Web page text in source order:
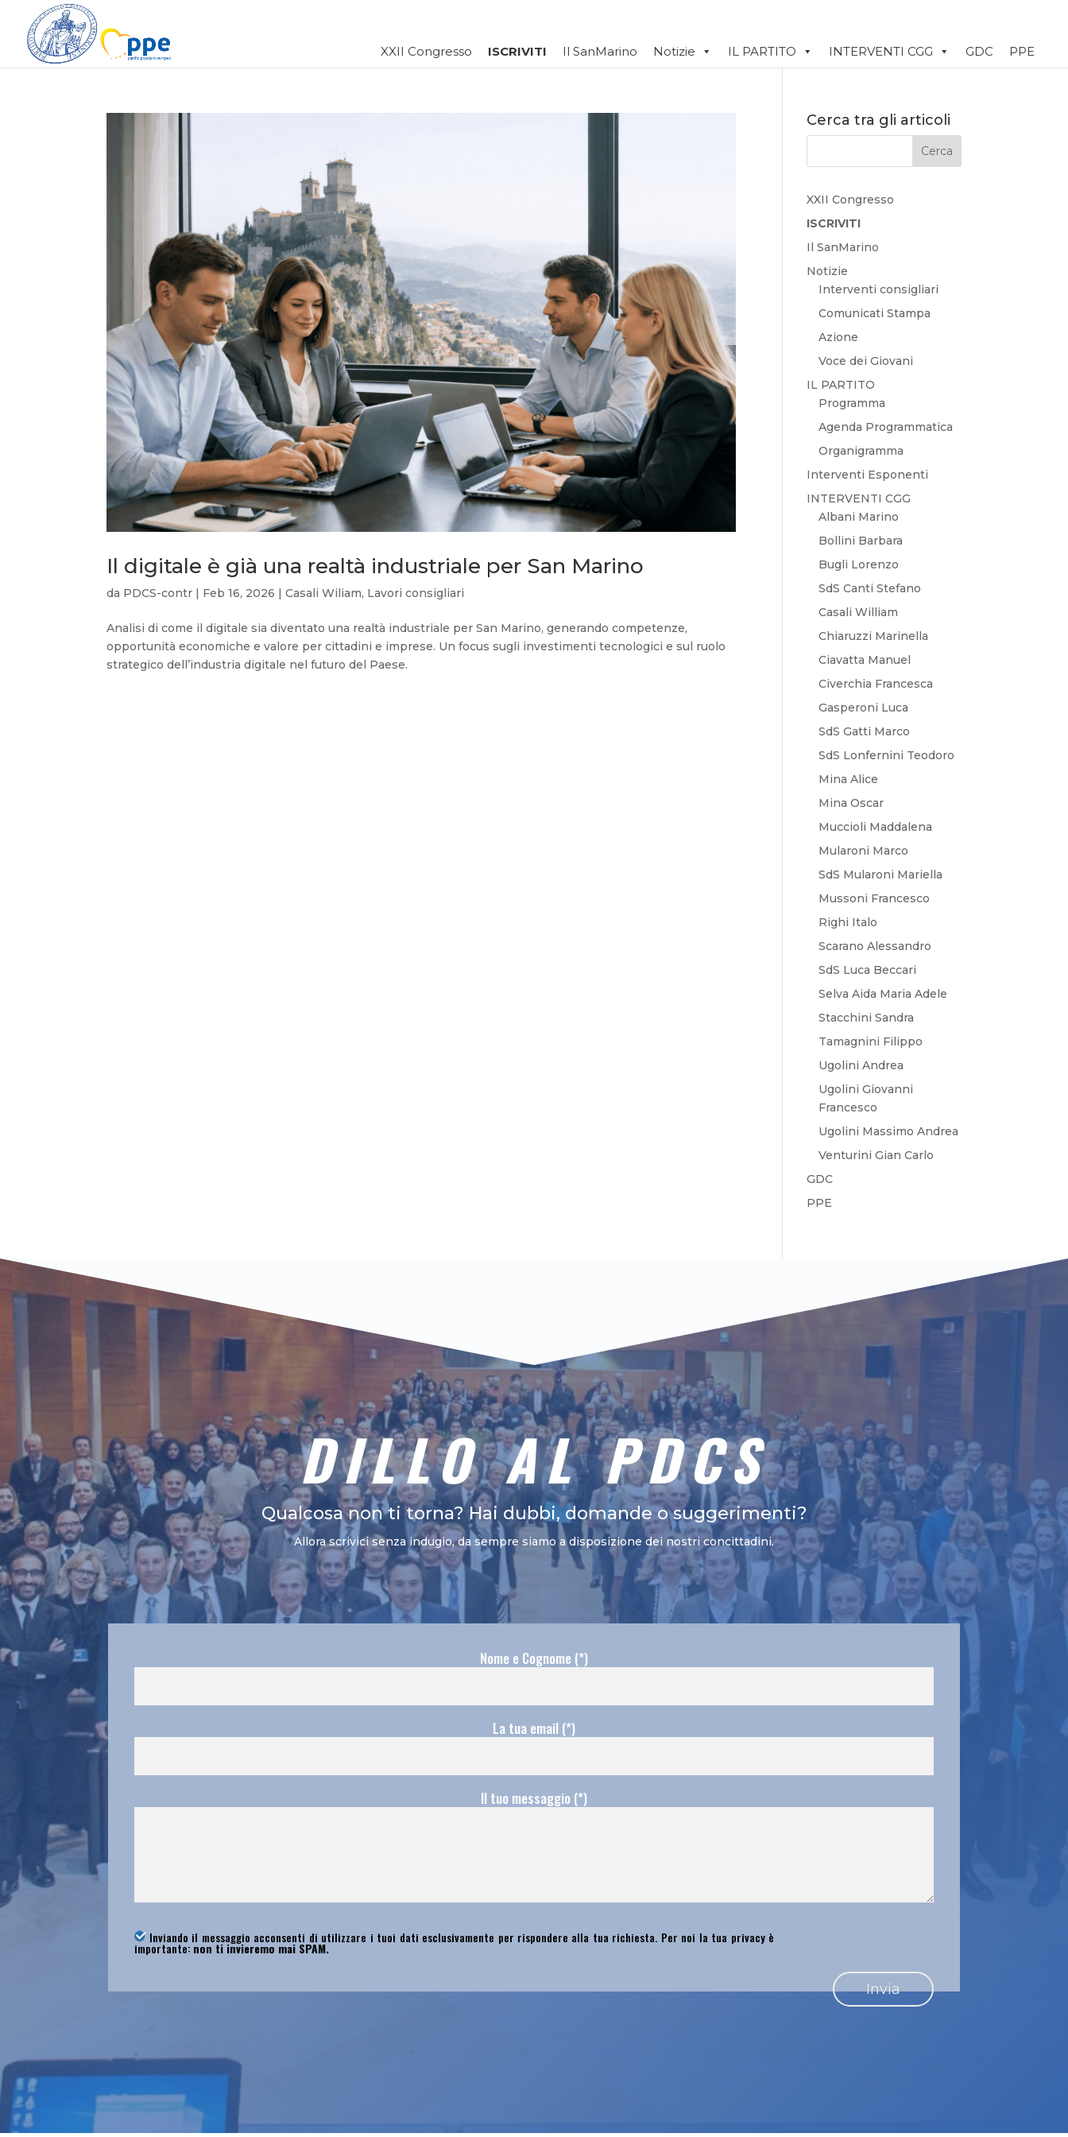
XXII Congresso ISCRIVITI Il SanMarino Notizie IL PARTITO INTERVENTI CGG GDC PPE
Il digitale è già una realtà industriale per San Marino
da PDCS-contr Feb 16, 2026 |Casali Wiliam, Lavori consigliari
Analisi di come il digitale sia diventato una realtà industriale per San Marino, generando competenze,
opportunità economiche e valore per cittadini e imprese. Un focus sugli investimenti tecnologici e sul ruolo
strategico dell’industria digitale nel futuro del Paese.
Cerca tra gli articoli
XXII Congresso
ISCRIVITI
Il SanMarino
Notizie
Interventi consigliari
Comunicati Stampa
Azione
Voce dei Giovani
IL PARTITO
Programma
Agenda Programmatica
Organigramma
Interventi Esponenti
INTERVENTI CGG
Albani Marino
Bollini Barbara
Bugli Lorenzo
SdS Canti Stefano
Casali William
Chiaruzzi Marinella
Ciavatta Manuel
Civerchia Francesca
Gasperoni Luca
SdS Gatti Marco
SdS Lonfernini Teodoro
Mina Alice
Mina Oscar
Muccioli Maddalena
Mularoni Marco
SdS Mularoni Mariella
Mussoni Francesco
Righi Italo
Scarano Alessandro
SdS Luca Beccari
Selva Aida Maria Adele
Stacchini Sandra
Tamagnini Filippo
Ugolini Andrea
Ugolini Giovanni
Francesco
Ugolini Massimo Andrea
Venturini Gian Carlo
GDC
PPE
DILLO AL PDCS
Qualcosa non ti torna? Hai dubbi, domande o suggerimenti?
Allora scrivici senza indugio, da sempre siamo a disposizione dei nostri concittadini.
Nome e Cognome (*)
La tua email (*)
Il tuo messaggio (*)
Inviando il messaggio acconsenti di utilizzare i tuoi dati esclusivamente per rispondere alla tua richiesta. Per noi la tua privacy è
importante: non ti invieremo mai SPAM.